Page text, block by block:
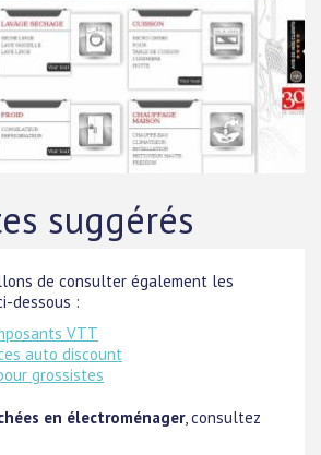
suggérés
de consulter également les
dessous :
VTT
auto discount
grossistes
en électroménager, consultez